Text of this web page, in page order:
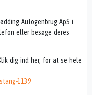
Autogenbrug ApS i
eller besøge deres
dig ind her, for at se hele
1139